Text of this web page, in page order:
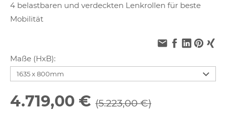
4 belastbaren und verdeckten Lenkrollen für beste
Mobilität
Maße (HxB):
4.719,00 € (5.223,00 €)